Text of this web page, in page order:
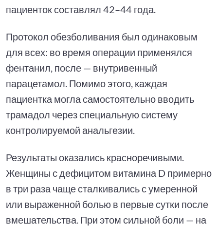
пациенток составлял 42–44 года.
Протокол обезболивания был одинаковым
для всех: во время операции применялся
фентанил, после — внутривенный
парацетамол. Помимо этого, каждая
пациентка могла самостоятельно вводить
трамадол через специальную систему
контролируемой анальгезии.
Результаты оказались красноречивыми.
Женщины с дефицитом витамина D примерно
в три раза чаще сталкивались с умеренной
или выраженной болью в первые сутки после
вмешательства. При этом сильной боли — на